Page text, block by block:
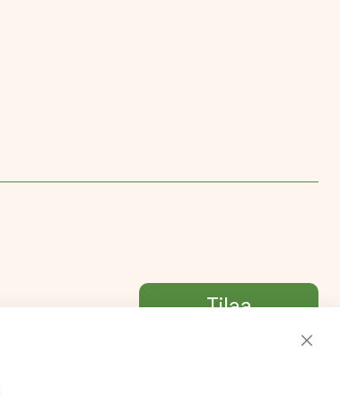
Tilaa
Sulje